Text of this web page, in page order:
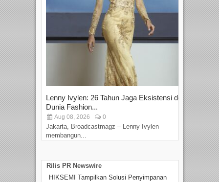
Lenny Ivylen: 26 Tahun Jaga Eksistensi do
Dunia Fashion...
Aug 08, 2026 0
Jakarta, Broadcastmagz – Lenny Ivylen
membangun...
Rilis PR Newswire
HIKSEMI Tampilkan Solusi Penyimpanan